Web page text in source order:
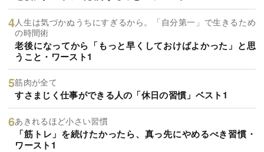
人生は気づかぬうちにすぎるから。「自分第一」で生きるため
の時間術
老後になってから「もっと早くしておけばよかった」と思
うこと・ワースト1
筋肉が全て
すさまじく仕事ができる人の「休日の習慣」ベスト1
あきれるほど小さい習慣
「筋トレ」を続けたかったら、真っ先にやめるべき習慣・
ワースト1